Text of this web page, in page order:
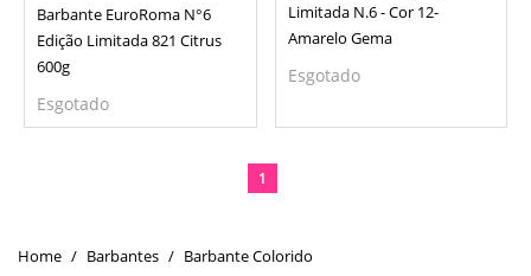
Barbantes Barbante Colorido
Barbante EuroRoma N°6
Edição Limitada 821 Citrus
600g
Esgotado
Limitada N.6 - Cor 12-
Amarelo Gema
Esgotado
1